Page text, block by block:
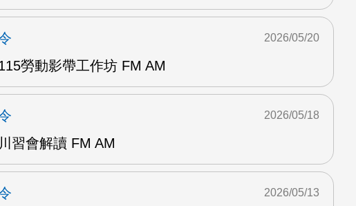
勞動影帶工作坊 FM AM
2026/05/20
習會解讀 FM AM
2026/05/18
2026/05/13